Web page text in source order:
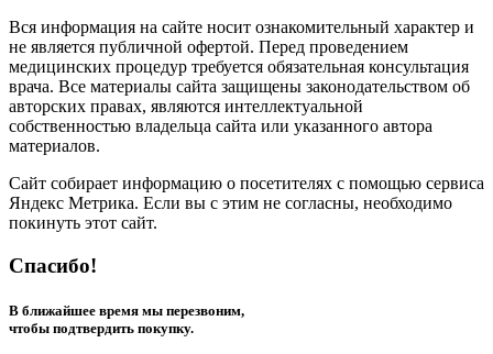
Вся информация на сайте носит ознакомительный характер и
не является публичной офертой. Перед проведением
медицинских процедур требуется обязательная консультация
врача. Все материалы сайта защищены законодательством об
авторских правах, являются интеллектуальной
собственностью владельца сайта или указанного автора
материалов.
Сайт собирает информацию о посетителях с помощью сервиса
Яндекс Метрика. Если вы с этим не согласны, необходимо
покинуть этот сайт.
Спасибо!
В ближайшее время мы перезвоним,
чтобы подтвердить покупку.